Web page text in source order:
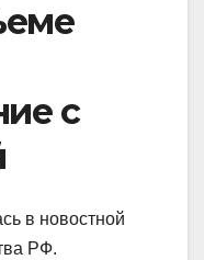
с
в новостной
РФ.